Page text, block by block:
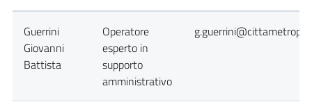
Guerrini
Giovanni
Battista
Operatore
esperto in
supporto
amministrativo